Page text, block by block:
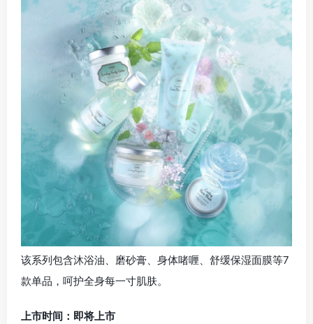
该系列包含沐浴油、磨砂膏、身体啫喱、舒缓保湿面膜等7
款单品，呵护全身每一寸肌肤。
上市时间：即将上市